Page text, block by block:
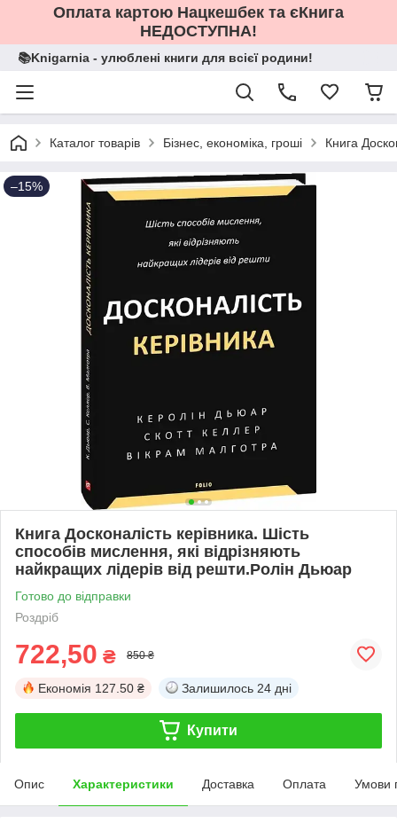
Оплата картою Нацкешбек та єКнига
НЕДОСТУПНА!
📚Knigarnia - улюблені книги для всієї родини!
Каталог товарів Бізнес, економіка, гроші Книга
–15%
Книга Досконалість керівника. Шість
способів мислення, які відрізняють
найкращих лідерів від решти.Ролін Дьюар
Готово до відправки
Роздріб
722,50 ₴ 850 ₴
Економія 127.50 ₴ Залишилось 24 дні
Купити
Опис Характеристики Доставка Оплата Умови